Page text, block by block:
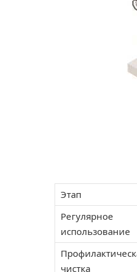
Этап
Регулярное
использование
чистка